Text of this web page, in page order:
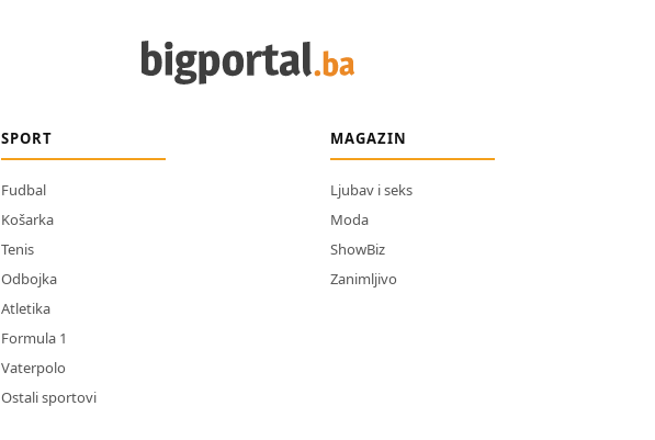
SPORT
Fudbal
Košarka
Tenis
Odbojka
Atletika
Formula 1
Vaterpolo
Ostali sportovi
MAGAZIN
Ljubav i seks
Moda
ShowBiz
Zanimljivo